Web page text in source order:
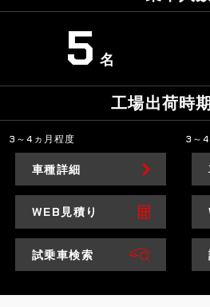
5名
工場出荷時
3～4ヵ月程度 3～
車種詳細
WEB見積り
試乗車検索